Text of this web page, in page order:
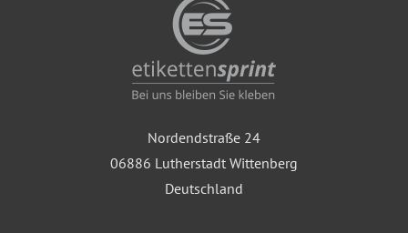
Nordendstraße 24
06886 Lutherstadt Wittenberg
Deutschland